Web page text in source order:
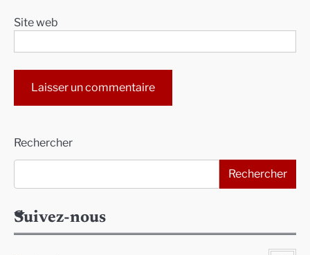
Site web
Rechercher
Rechercher
Suivez-nous